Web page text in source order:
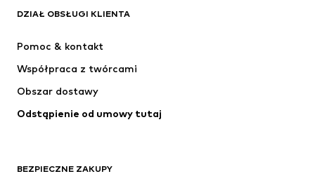
Nowości
Kurtki
Bielizna
Płaszcze
Spódnice
DZIAŁ OBSŁUGI KLIENTA
Pomoc & kontakt
Współpraca z twórcami
Obszar dostawy
Odstąpienie od umowy tutaj
BEZPIECZNE ZAKUPY